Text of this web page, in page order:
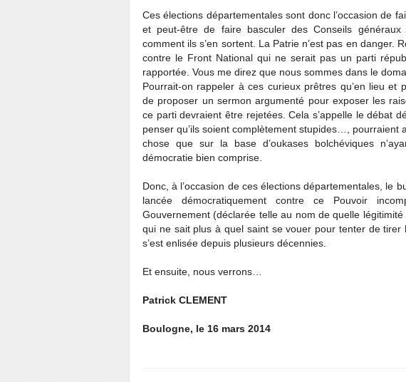
Ces élections départementales sont donc l’occasion de
et peut-être de faire basculer des Conseils
comment ils s’en sortent. La Patrie n’est pas en danger.
contre le Front National qui ne serait pas un parti
rapportée. Vous me direz que nous sommes dans le
Pourrait-on rappeler à ces curieux prêtres qu’en lieu et
de proposer un sermon argumenté pour exposer les
ce parti devraient être rejetées. Cela s’appelle le débat
penser qu’ils soient complètement stupides…, pourraient
chose que sur la base d’oukases bolchéviques
démocratie bien comprise.
Donc, à l’occasion de ces élections départementales, le
lancée démocratiquement contre ce Pouvoir
Gouvernement (déclarée telle au nom de quelle
qui ne sait plus à quel saint se vouer pour tenter de tirer
s’est enlisée depuis plusieurs décennies.
Et ensuite, nous verrons…
Patrick CLEMENT
Boulogne, le 16 mars 2014